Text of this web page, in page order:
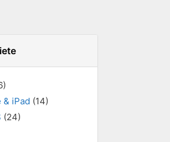
& iPad (14)
(24)